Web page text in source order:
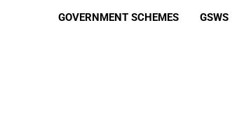
GOVERNMENT SCHEMES GSWS